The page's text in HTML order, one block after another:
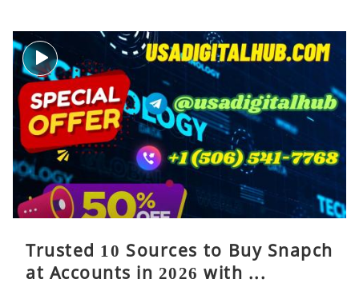
Trusted 10 Sources to Buy Snapch
at Accounts in 2026 with ...